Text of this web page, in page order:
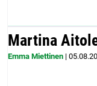
Martina
Emma Miettinen |